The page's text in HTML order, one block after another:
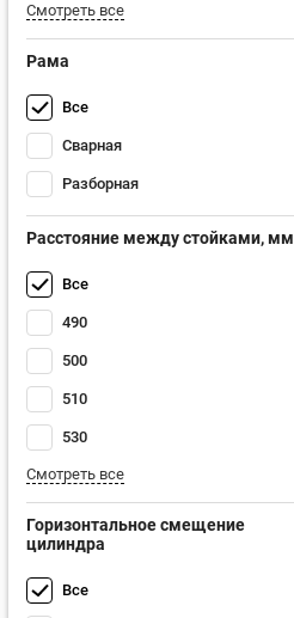
Смотреть все
Рама
Все
Сварная
Разборная
Расстояние между стойками, мм
Все
490
500
510
530
Смотреть все
Горизонтальное смещение
цилиндра
Все